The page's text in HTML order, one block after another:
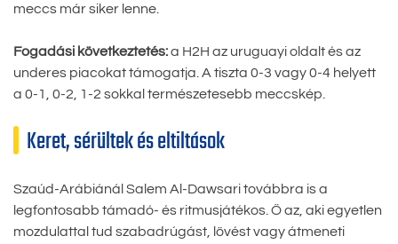
meccs már siker lenne.
Fogadási következtetés:a H2H az uruguayi oldalt és az
underes piacokat támogatja. A tiszta 0-3 vagy 0-4 helyett
a 0-1, 0-2, 1-2 sokkal természetesebb meccskép.
Keret, sérültek és eltiltások
Szaúd-Arábiánál Salem Al-Dawsari továbbra is a
legfontosabb támadó- és ritmusjátékos. Ő az, aki egyetlen
mozdulattal tud szabadrúgást, lövést vagy átmeneti